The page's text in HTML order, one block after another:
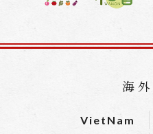
海
VietNam